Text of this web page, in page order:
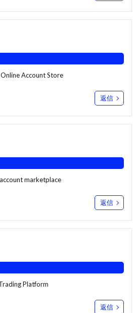
Online Account Store
返信
marketplace
返信
Platform
返信